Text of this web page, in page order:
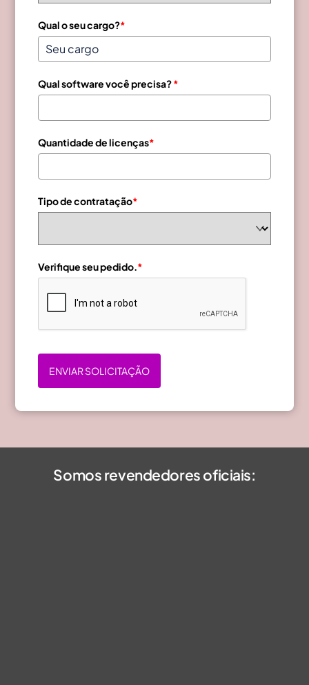
Qual o seu cargo?*
Qual software você precisa?*
Quantidade de licenças*
Tipo de contratação*
Verifique seu pedido.*
ENVIAR SOLICITAÇÃO
Somos revendedores oficiais: